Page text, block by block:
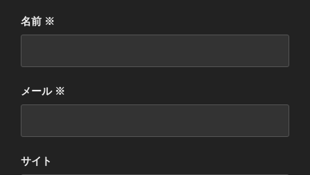
名前 ※
メール ※
サイト